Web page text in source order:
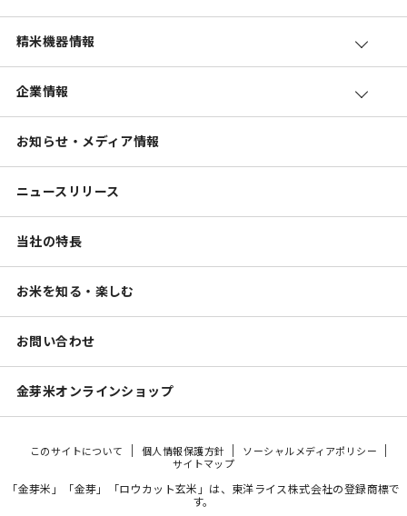
精米機器情報
企業情報
お知らせ・メディア情報
ニュースリリース
当社の特長
お米を知る・楽しむ
お問い合わせ
金芽米オンラインショップ
このサイトについて 個人情報保護方針
ソーシャルメディアポリシー
サイトマップ
「金芽米」「金芽」「ロウカット玄米」は、東洋ライス株式会社の登録商標で
す。